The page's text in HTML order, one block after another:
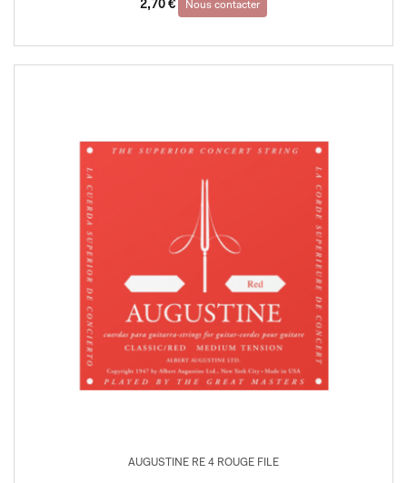
2,70 € Nous contacter
AUGUSTINE RE 4 ROUGE FILE